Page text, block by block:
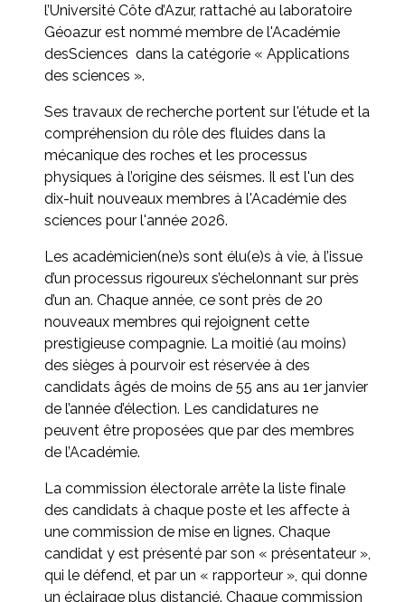
l’Université Côte d’Azur, rattaché au laboratoire
Géoazur est nommé membre de l'Académie
desSciences dans la catégorie « Applications
des sciences ».
Ses travaux de recherche portent sur l'étude et la
compréhension du rôle des fluides dans la
mécanique des roches et les processus
physiques à l’origine des séismes. Il est l'un des
dix-huit nouveaux membres à l'Académie des
sciences pour l'année 2026.
Les académicien(ne)s sont élu(e)s à vie, à l’issue
d’un processus rigoureux s’échelonnant sur près
d’un an. Chaque année, ce sont près de 20
nouveaux membres qui rejoignent cette
prestigieuse compagnie. La moitié (au moins)
des sièges à pourvoir est réservée à des
candidats âgés de moins de 55 ans au 1er janvier
de l’année d’élection. Les candidatures ne
peuvent être proposées que par des membres
de l’Académie.
La commission électorale arrête la liste finale
des candidats à chaque poste et les affecte à
une commission de mise en lignes. Chaque
candidat y est présenté par son « présentateur »,
qui le défend, et par un « rapporteur », qui donne
un éclairage plus distancié. Chaque commission